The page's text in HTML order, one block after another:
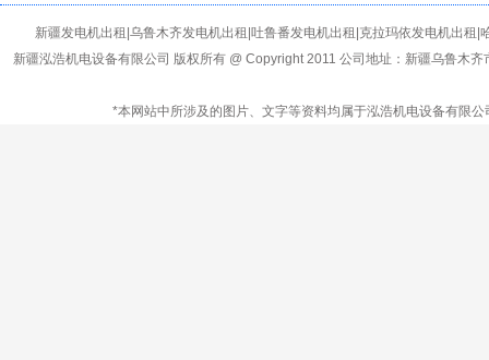
新疆发电机出租|乌鲁木齐发电机出租|吐鲁番发电机出租|克拉玛依发电机出
新疆泓浩机电设备有限公司 版权所有 @ Copyright 2011 公司地址：新疆乌鲁
*本网站中所涉及的图片、文字等资料均属于泓浩机电设备有限